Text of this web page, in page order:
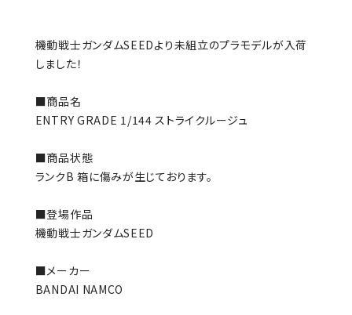
機動戦士ガンダムSEEDより未組立のプラモデルが入荷
しました！
■商品名
ENTRY GRADE 1/144 ストライクルージュ
■商品状態
ランクB 箱に傷みが生じております。
■登場作品
機動戦士ガンダムSEED
■メーカー
BANDAI NAMCO